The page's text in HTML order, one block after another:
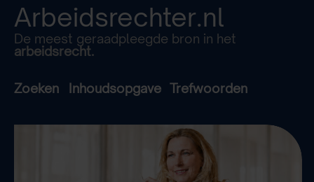
Arbeidsrechter.nl
De meest geraadpleegde bron in het
arbeidsrecht.
Zoeken Inhoudsopgave Trefwoorden